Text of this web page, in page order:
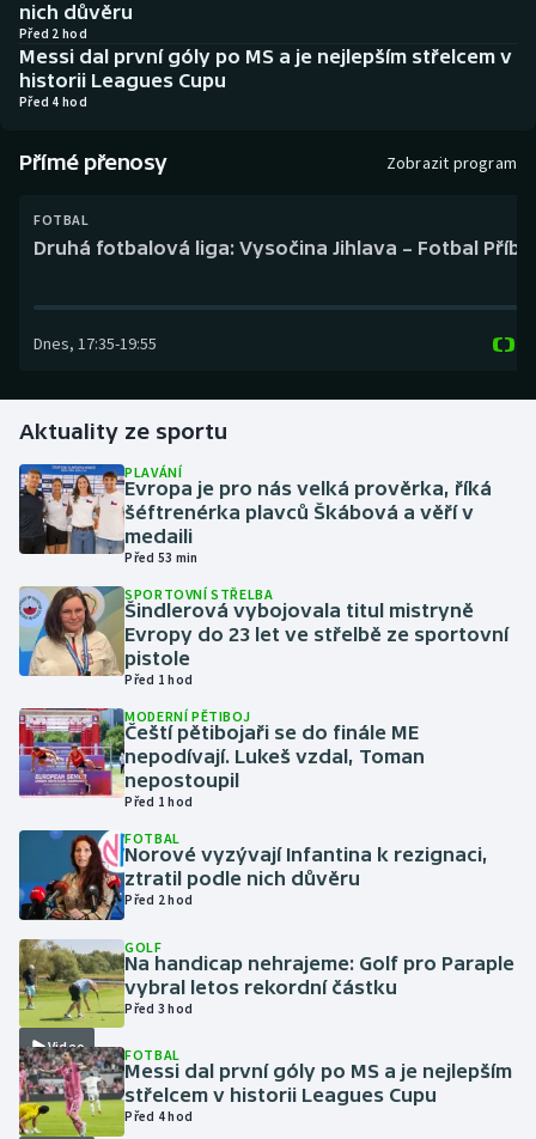
Biatlon
Boby a skeleton
Box
Golf
Gymnastika
Házená
Jezdectví
Judo
Krasobruslení
Lezení
Lyže a snowboard
Moderní pětiboj
Motorsport
Olympijské hry
Parasport
Plavání
Aplikace ČT sport
AZ kvíz
nich důvěru
Před 2 hod
Messi dal první góly po MS a je nejlepším střelcem v
historii Leagues Cupu
Před 4 hod
Přímé přenosy Zobrazit program
FOTBAL
Druhá fotbalová liga: Vysočina Jihlava – Fotbal
Dnes, 17:35-19:55
Aktuality ze sportu
PLAVÁNÍ
Evropa je pro nás velká prověrka, říká
šéftrenérka plavců Škábová a věří v
medaili
Před 53 min
SPORTOVNÍ STŘELBA
Šindlerová vybojovala titul mistryně
Evropy do 23 let ve střelbě ze sportovní
pistole
Před 1 hod
MODERNÍ PĚTIBOJ
Čeští pětibojaři se do finále ME
nepodívají. Lukeš vzdal, Toman
nepostoupil
Před 1 hod
FOTBAL
Norové vyzývají Infantina k rezignaci,
ztratil podle nich důvěru
Před 2 hod
Video
GOLF
Na handicap nehrajeme: Golf pro Paraple
vybral letos rekordní částku
Před 3 hod
FOTBAL
Messi dal první góly po MS a je nejlepším
střelcem v historii Leagues Cupu
Před 4 hod